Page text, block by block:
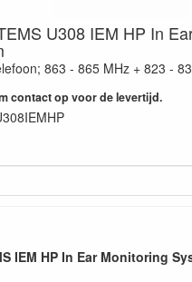
U308 IEM HP In
863 - 865 MHz + 823 -
contact op voor de levertijd.
IEM HP In Ear Monitoring